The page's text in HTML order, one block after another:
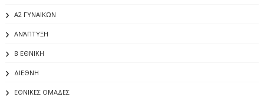
Α2 ΓΥΝΑΙΚΩΝ
ΑΝΆΠΤΥΞΗ
Β ΕΘΝΙΚΗ
ΔΙΕΘΝΗ
ΕΘΝΙΚΕΣ ΟΜΑΔΕΣ